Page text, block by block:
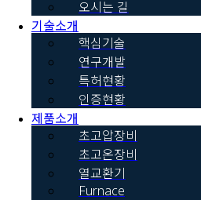
오시는 길
기술소개
핵심기술
연구개발
특허현황
인증현황
제품소개
초고압장비
초고온장비
열교환기
Furnace